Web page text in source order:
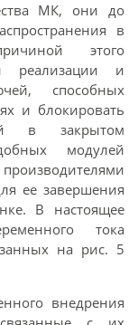
МК, они до
в
этого
реализации и
способных
и блокировать
в закрытом
модулей
ее завершения
В настоящее
тока
на рис. 5
внедрения